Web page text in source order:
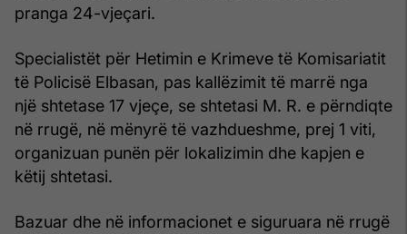
pranga 24-vjeçari.
Specialistët për Hetimin e Krimeve të Komisariatit
të Policisë Elbasan, pas kallëzimit të marrë nga
një shtetase 17 vjeçe, se shtetasi M. R. e përndiqte
në rrugë, në mënyrë të vazhdueshme, prej 1 viti,
organizuan punën për lokalizimin dhe kapjen e
këtij shtetasi.
Bazuar dhe në informacionet e siguruara në rrugë